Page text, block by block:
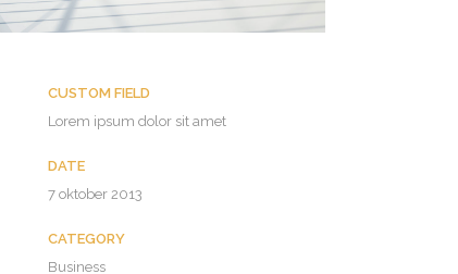
CUSTOM FIELD
Lorem ipsum dolor sit amet
DATE
7 oktober 2013
CATEGORY
Business